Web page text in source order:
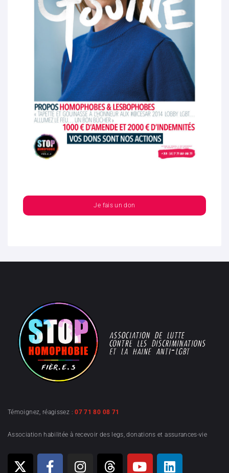
Je fais un don
Témoignez, réagissez :07 71 80 08 71
Association habilitée à recevoir des legs, donations et assurances-vie